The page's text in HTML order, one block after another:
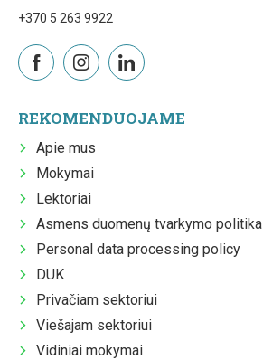
+370 5 263 9922
REKOMENDUOJAME
Apie mus
Mokymai
Lektoriai
Asmens duomenų tvarkymo politika
Personal data processing policy
DUK
Privačiam sektoriui
Viešajam sektoriui
Vidiniai mokymai